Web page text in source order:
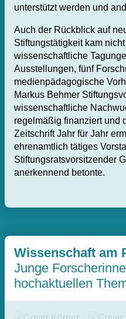
unterstützt werden und
Auch der Rückblick auf
Stiftungstätigkeit kam
wissenschaftliche
Ausstellungen, fünf
medienpädagogische
Markus Behmer
wissenschaftliche
regelmäßig finanziert und
Zeitschrift Jahr für Jahr
ehrenamtlich tätiges
Stiftungsratsvorsitzender
anerkennend betonte.
Wissenschaft am
Junge
hochaktuellen